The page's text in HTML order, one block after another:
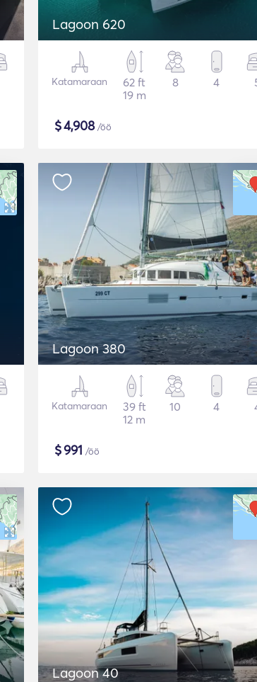
Lagoon 620
Katamaraan
62 ft
19 m
8 4
$4,908/öö
Lagoon 380
Katamaraan
39 ft
12 m
10 4
$991 /öö
Lagoon 40